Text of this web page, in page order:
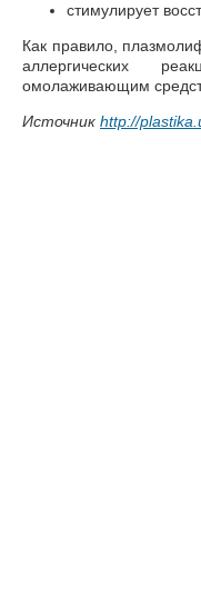
стимулирует
Как правило,
аллергических
омолаживающим
Источник http://